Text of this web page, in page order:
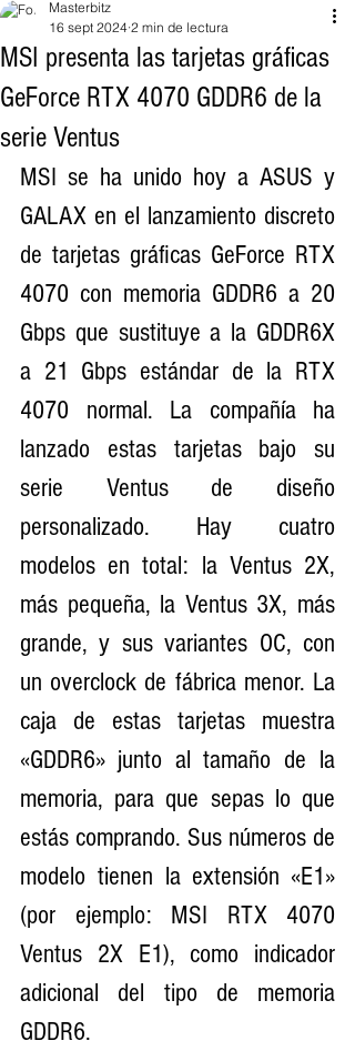
MSI presenta las tarjetas gráficas
GeForce RTX 4070 GDDR6 de la
serie Ventus
Masterbitz
16 sept 2024 2 min de lectura
MSI se ha unido hoy a ASUS y
GALAX en el lanzamiento discreto
de tarjetas gráficas GeForce RTX
4070 con memoria GDDR6 a 20
Gbps que sustituye a la GDDR6X
a 21 Gbps estándar de la RTX
4070 normal. La compañía ha
lanzado estas tarjetas bajo su
serie Ventus de diseño
personalizado. Hay cuatro
modelos en total: la Ventus 2X,
más pequeña, la Ventus 3X, más
grande, y sus variantes OC, con
un overclock de fábrica menor. La
caja de estas tarjetas muestra
«GDDR6» junto al tamaño de la
memoria, para que sepas lo que
estás comprando. Sus números de
modelo tienen la extensión «E1»
(por ejemplo: MSI RTX 4070
Ventus 2X E1), como indicador
adicional del tipo de memoria
GDDR6.